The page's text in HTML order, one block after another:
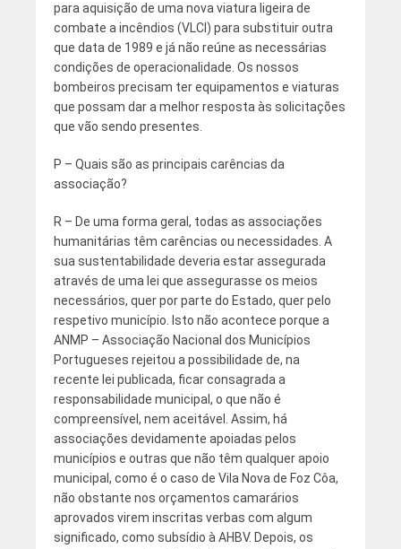
para aquisição de uma nova viatura ligeira de
combate a incêndios (VLCI) para substituir outra
que data de 1989 e já não reúne as necessárias
condições de operacionalidade. Os nossos
bombeiros precisam ter equipamentos e viaturas
que possam dar a melhor resposta às solicitações
que vão sendo presentes.
P – Quais são as principais carências da
associação?
R – De uma forma geral, todas as associações
humanitárias têm carências ou necessidades. A
sua sustentabilidade deveria estar assegurada
através de uma lei que assegurasse os meios
necessários, quer por parte do Estado, quer pelo
respetivo município. Isto não acontece porque a
ANMP – Associação Nacional dos Municípios
Portugueses rejeitou a possibilidade de, na
recente lei publicada, ficar consagrada a
responsabilidade municipal, o que não é
compreensível, nem aceitável. Assim, há
associações devidamente apoiadas pelos
municípios e outras que não têm qualquer apoio
municipal, como é o caso de Vila Nova de Foz Côa,
não obstante nos orçamentos camarários
aprovados virem inscritas verbas com algum
significado, como subsídio à AHBV. Depois, os